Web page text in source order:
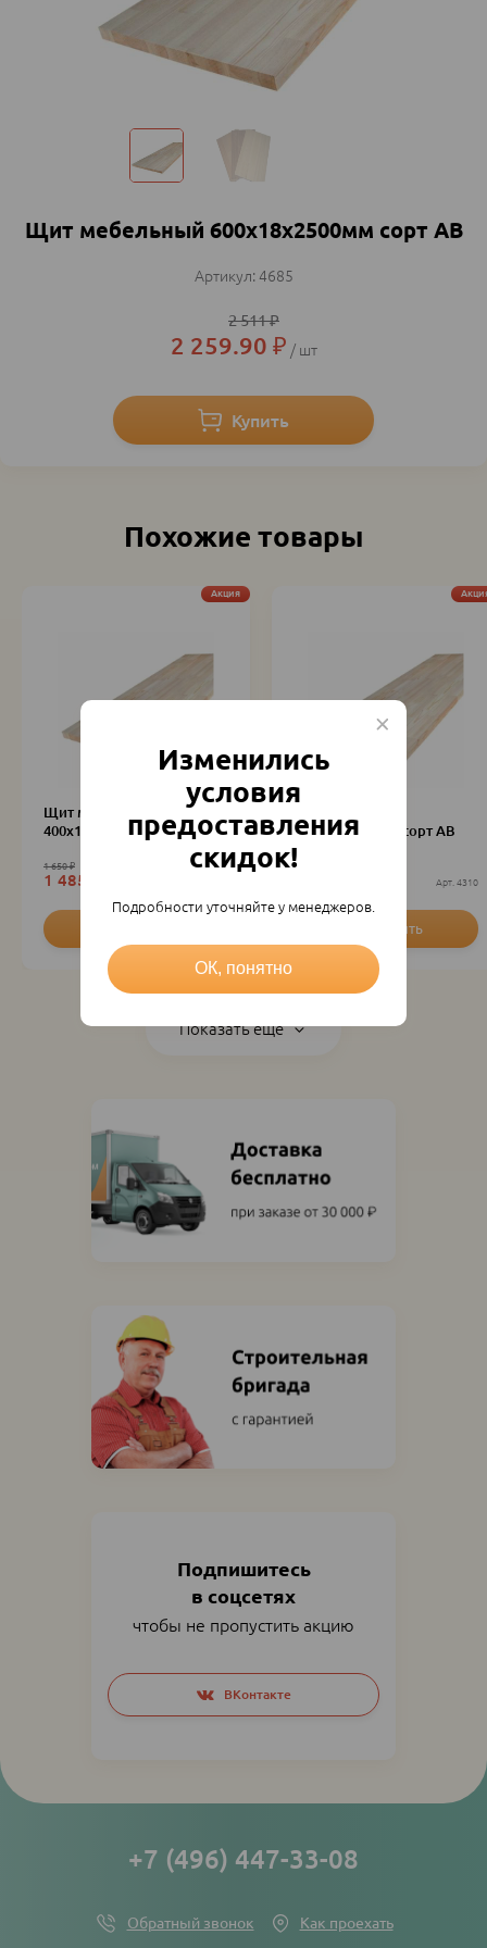
Подпишитесь
в соцсетях
чтобы не пропустить акцию
Social
networks
links
ВКонтакте
Щит мебельный 600х18х2500мм сорт АВ
4685
2 511₽
2 259.90 ₽ шт
Похожие товары
Акция
Щит мебельный
400х18х3000мм сорт АВ
1 650 ₽
1 485
300х40х1500мм сорт АВ
968
4310
Показать ещё
+7 (496) 447-33-08
Обратный звонок Как проехать
Изменились
условия
предоставления
скидок!
Подробности уточняйте у менеджеров.
ОК, понятно